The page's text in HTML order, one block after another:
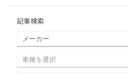
記事検索